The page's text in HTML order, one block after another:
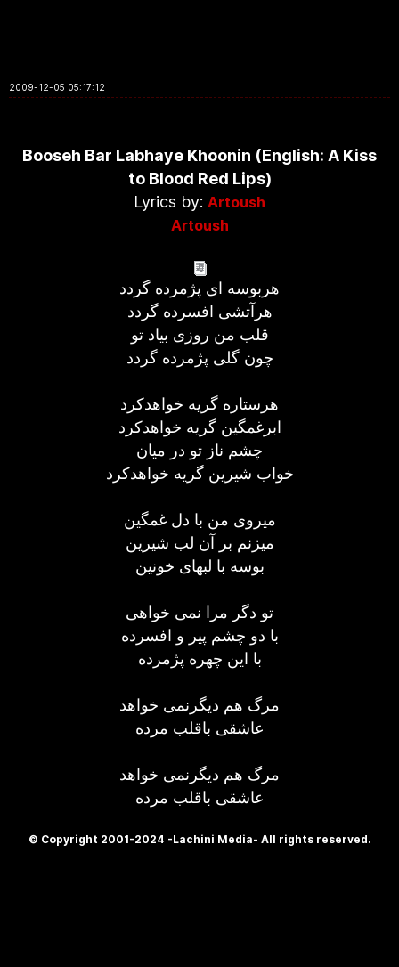
2009-12-05 05:17:12
Booseh Bar Labhaye Khoonin (English: A Kiss
to Blood Red Lips)
Lyrics by: Artoush
Artoush
هربوسه ای پژمرده گردد
هرآتشی افسرده گردد
قلب من روزی بیاد تو
چون گلی پژمرده گردد
هرستاره گریه خواهدکرد
ابرغمگین گریه خواهدکرد
چشم ناز تو در میان
خواب شیرین گریه خواهدکرد
میروی من با دل غمگین
میزنم بر آن لب شیرین
بوسه با لبهای خونین
تو دگر مرا نمی خواهی
با دو چشم پیر و افسرده
با این چهره پژمرده
مرگ هم دیگرنمی خواهد
عاشقی باقلب مرده
مرگ هم دیگرنمی خواهد
عاشقی باقلب مرده
© Copyright 2001-2024 -Lachini Media- All rights reserved.